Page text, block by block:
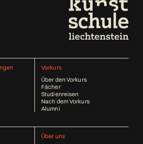
Vorkurs
Über den Vorkurs
Fächer
Studienreisen
Nach dem Vorkurs
Alumni
Über uns